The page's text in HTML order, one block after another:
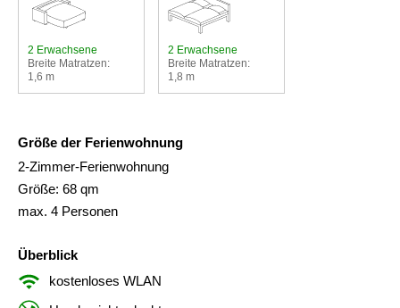
2 Erwachsene
Breite Matratzen:
1,6 m
2 Erwachsene
Breite Matratzen:
1,8 m
Größe der Ferienwohnung
2-Zimmer-Ferienwohnung
Größe: 68 qm
max. 4 Personen
Überblick
kostenloses WLAN